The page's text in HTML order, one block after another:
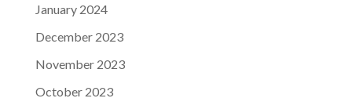
January 2024
December 2023
November 2023
October 2023